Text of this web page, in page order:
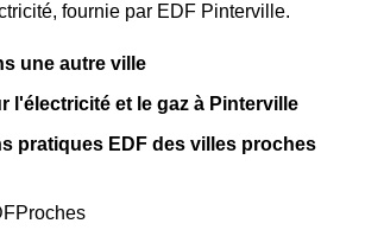
fournie par EDF Pinterville.
une autre ville
l'électricité et le gaz à Pinterville
pratiques EDF des villes proches